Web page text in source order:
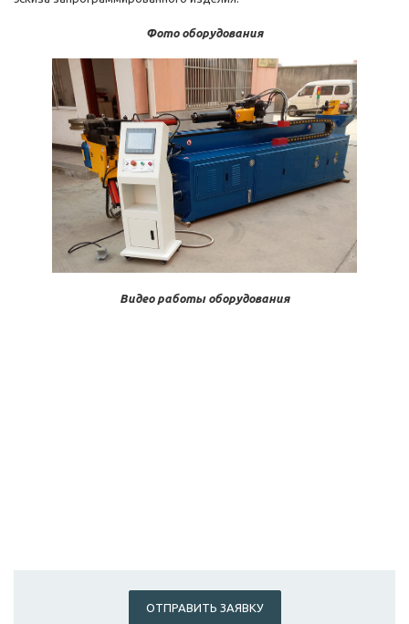
Фото оборудования
Видео работы оборудования
ОТПРАВИТЬ ЗАЯВКУ